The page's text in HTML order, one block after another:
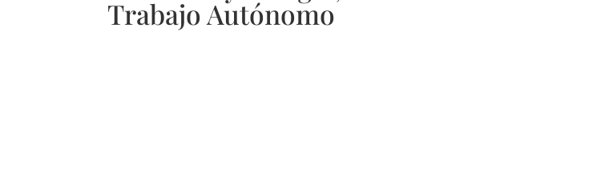
Trabajo Autónomo